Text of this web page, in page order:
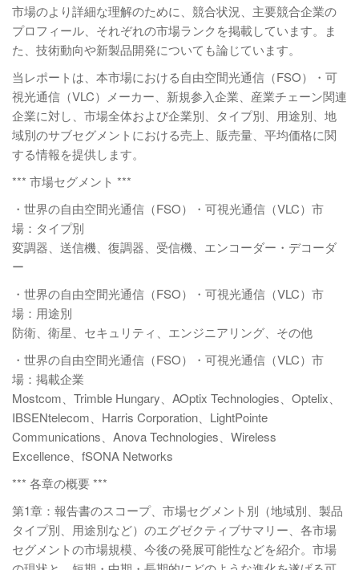
市場のより詳細な理解のために、競合状況、主要競合企業の
プロフィール、それぞれの市場ランクを掲載しています。ま
た、技術動向や新製品開発についても論じています。
当レポートは、本市場における自由空間光通信（FSO）・可
視光通信（VLC）メーカー、新規参入企業、産業チェーン関連
企業に対し、市場全体および企業別、タイプ別、用途別、地
域別のサブセグメントにおける売上、販売量、平均価格に関
する情報を提供します。
*** 市場セグメント ***
・世界の自由空間光通信（FSO）・可視光通信（VLC）市
場：タイプ別
変調器、送信機、復調器、受信機、エンコーダー・デコーダ
ー
・世界の自由空間光通信（FSO）・可視光通信（VLC）市
場：用途別
防衛、衛星、セキュリティ、エンジニアリング、その他
・世界の自由空間光通信（FSO）・可視光通信（VLC）市
場：掲載企業
Mostcom、Trimble Hungary、AOptix Technologies、Optelix、
IBSENtelecom、Harris Corporation、LightPointe
Communications、Anova Technologies、Wireless
Excellence、fSONA Networks
*** 各章の概要 ***
第1章：報告書のスコープ、市場セグメント別（地域別、製品
タイプ別、用途別など）のエグゼクティブサマリー、各市場
セグメントの市場規模、今後の発展可能性などを紹介。市場